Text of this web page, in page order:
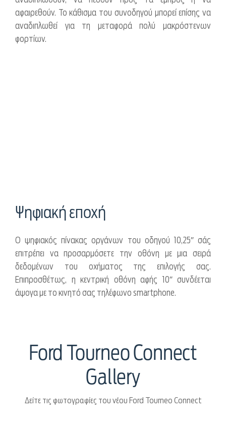
αφαιρεθούν. Το κάθισμα του συνοδηγού μπορεί επίσης να
αναδιπλωθεί για τη μεταφορά πολύ μακρόστενων
φορτίων.
Ψηφιακή εποχή
Ο ψηφιακός πίνακας οργάνων του οδηγού 10,25″ σάς
επιτρέπει να προσαρμόσετε την οθόνη με μια σειρά
δεδομένων του οχήματος της επιλογής σας.
Επιπροσθέτως, η κεντρική οθόνη αφής 10″ συνδέεται
άψογα με το κινητό σας τηλέφωνο smartphone.
Ford Tourneo Connect
Gallery
Δείτε τις φωτογραφίες του νέου Ford Tourneo Connect